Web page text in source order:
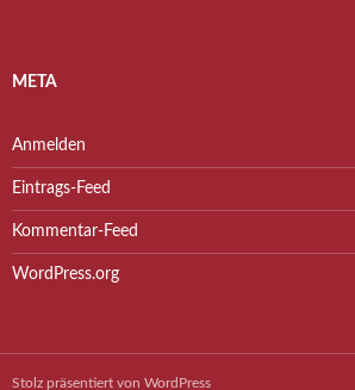
META
Anmelden
Eintrags-Feed
Kommentar-Feed
WordPress.org
Stolz präsentiert von WordPress